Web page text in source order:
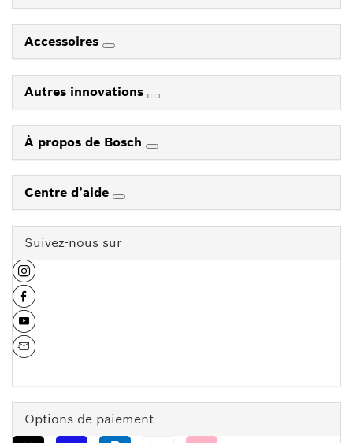
Accessoires
Autres innovations
À propos de Bosch
Centre d’aide
Suivez-nous sur
Options de paiement